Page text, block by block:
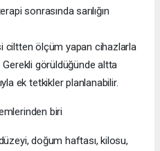
sonrasında sarılığın
ciltten ölçüm yapan cihazlarla
görüldüğünde altta
ek tetkikler planlanabilir.
biri
doğum haftası, kilosu,